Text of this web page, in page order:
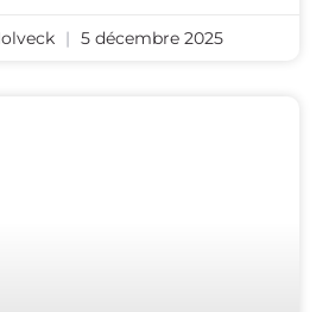
5 décembre 2025